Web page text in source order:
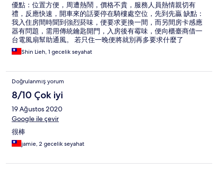
優點：位置方便，周遭熱鬧，價格不貴，服務人員熱情親切有
禮，反應快速，開車來的話要停在騎樓處空位，先到先贏 缺點：
我入住房間時聞到強烈菸味，便要求更換一間，而另間房卡感應
器有問題，需用傳統鑰匙開門，入房後有霉味，便向櫃臺商借一
台電風扇幫助通風。 若只住一晚便將就別再多要求什麼了
Shin Lieh, 1 gecelik seyahat
Doğrulanmış yorum
8/10 Çok iyi
19 Ağustos 2020
Google ile çevir
很棒
jamie, 2 gecelik seyahat